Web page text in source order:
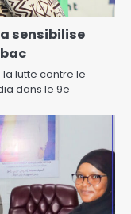
sensibilise
lutte contre le
dans le 9e